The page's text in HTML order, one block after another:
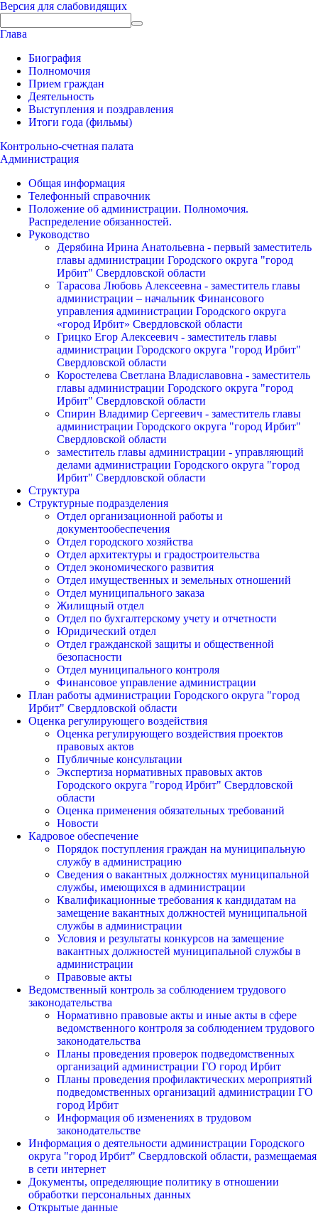
Версия для слабовидящих
Глава
Биография
Полномочия
Прием граждан
Деятельность
Выступления и поздравления
Итоги года (фильмы)
Контрольно-счетная палата
Администрация
Общая информация
Телефонный справочник
Положение об администрации. Полномочия.
Распределение обязанностей.
Руководство
Дерябина Ирина Анатольевна - первый заместитель
главы администрации Городского округа "город
Ирбит" Свердловской области
Тарасова Любовь Алексеевна - заместитель главы
администрации – начальник Финансового
управления администрации Городского округа
«город Ирбит» Свердловской области
Грицко Егор Алексеевич - заместитель главы
администрации Городского округа "город Ирбит"
Свердловской области
Коростелева Светлана Владиславовна - заместитель
главы администрации Городского округа "город
Ирбит" Свердловской области
Спирин Владимир Сергеевич - заместитель главы
администрации Городского округа "город Ирбит"
Свердловской области
заместитель главы администрации - управляющий
делами администрации Городского округа "город
Ирбит" Свердловской области
Структура
Структурные подразделения
Отдел организационной работы и
документообеспечения
Отдел городского хозяйства
Отдел архитектуры и градостроительства
Отдел экономического развития
Отдел имущественных и земельных отношений
Отдел муниципального заказа
Жилищный отдел
Отдел по бухгалтерскому учету и отчетности
Юридический отдел
Отдел гражданской защиты и общественной
безопасности
Отдел муниципального контроля
Финансовое управление администрации
План работы администрации Городского округа "город
Ирбит" Свердловской области
Оценка регулирующего воздействия
Оценка регулирующего воздействия проектов
правовых актов
Публичные консультации
Экспертиза нормативных правовых актов
Городского округа "город Ирбит" Свердловской
области
Оценка применения обязательных требований
Новости
Кадровое обеспечение
Порядок поступления граждан на муниципальную
службу в администрацию
Сведения о вакантных должностях муниципальной
службы, имеющихся в администрации
Квалификационные требования к кандидатам на
замещение вакантных должностей муниципальной
службы в администрации
Условия и результаты конкурсов на замещение
вакантных должностей муниципальной службы в
администрации
Правовые акты
Ведомственный контроль за соблюдением трудового
законодательства
Нормативно правовые акты и иные акты в сфере
ведомственного контроля за соблюдением трудового
законодательства
Планы проведения проверок подведомственных
организаций администрации ГО город Ирбит
Планы проведения профилактических мероприятий
подведомственных организаций администрации ГО
город Ирбит
Информация об изменениях в трудовом
законодательстве
Информация о деятельности администрации Городского
округа "город Ирбит" Свердловской области, размещаемая
в сети интернет
Документы, определяющие политику в отношении
обработки персональных данных
Открытые данные